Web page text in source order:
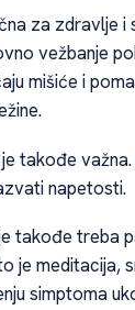
za zdravlje i
vežbanje
mišiće i
takođe
napetosti.
takođe treba
je meditacija,
simptoma